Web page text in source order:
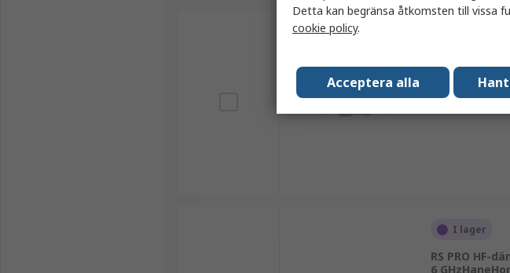
GHzHaneHona
RS-artikelnummer
I lager
RS PRO HF-
6
Detta kan begränsa åtkomsten till vissa
cookie policy.
Acceptera alla